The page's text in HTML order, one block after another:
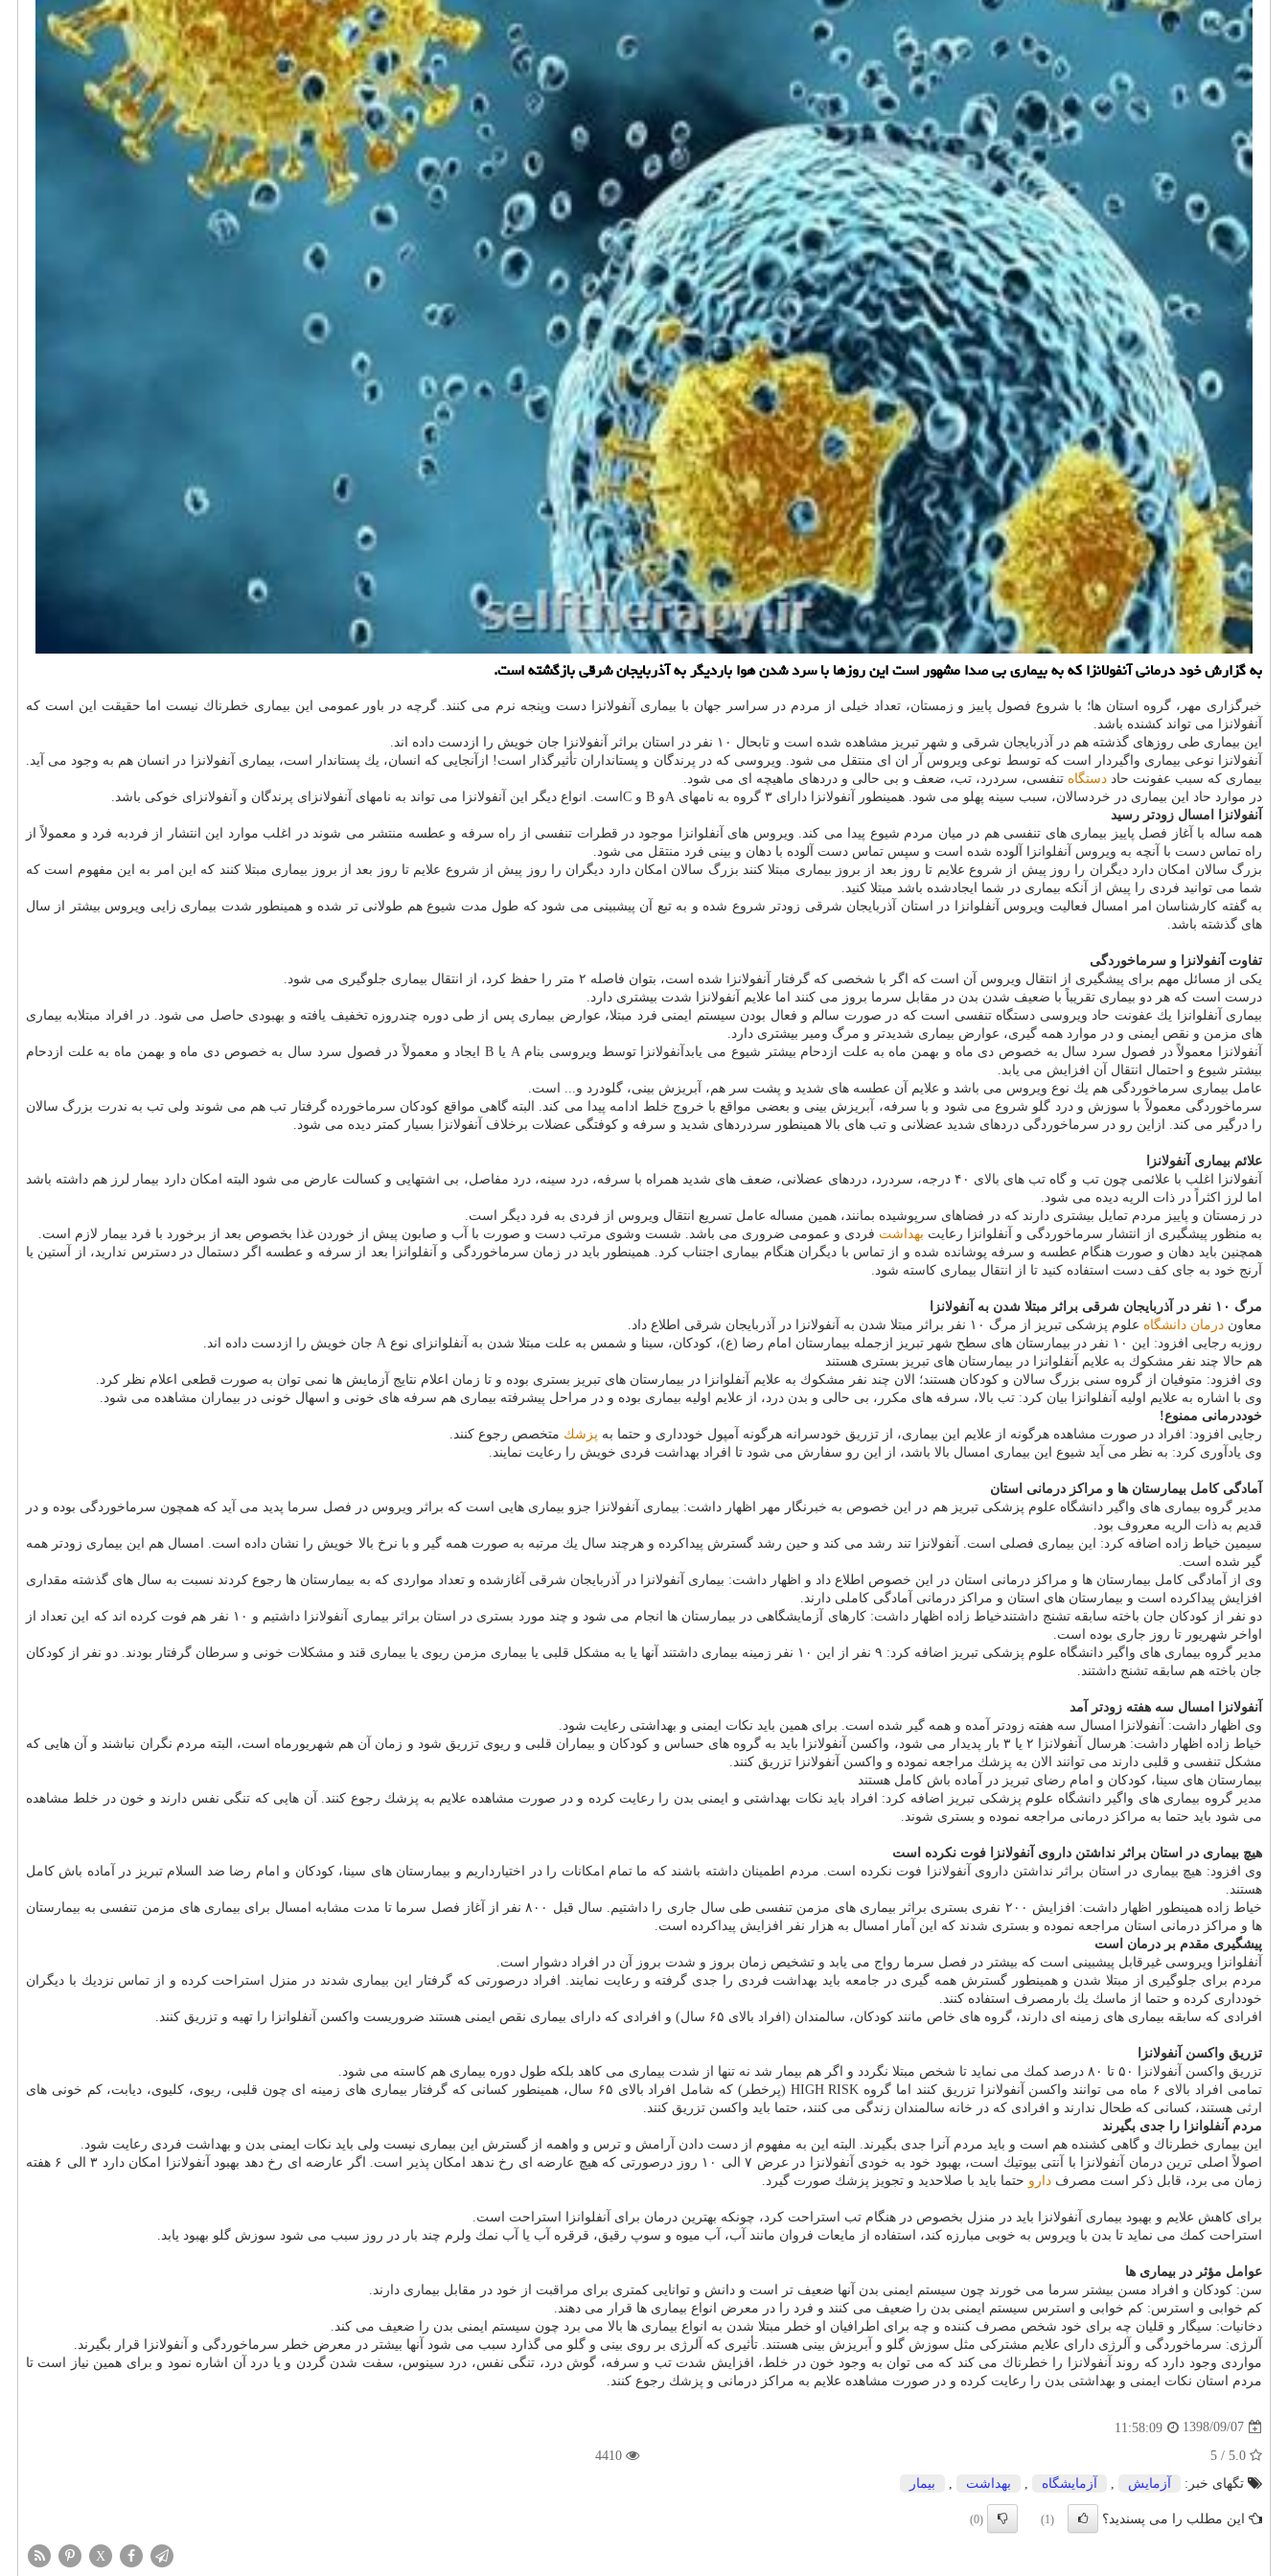
به گزارش خود درمانی آنفولانزا كه به بیماری بی صدا مشهور است این روزها با سرد شدن هوا باردیگر به آذربایجان شرقی بازگشته است.
خبرگزاری مهر، گروه استان ها؛ با شروع فصول پاییز و زمستان، تعداد خیلی از مردم در سراسر جهان با بیماری آنفولانزا دست وپنجه نرم می كنند. گرچه در باور عمومی این بیماری خطرناك نیست اما حقیقت این است كه
آنفولانزا می تواند كشنده باشد.
این بیماری طی روزهای گذشته هم در آذربایجان شرقی و شهر تبریز مشاهده شده است و تابحال ۱۰ نفر در استان براثر آنفولانزا جان خویش را ازدست داده اند.
آنفولانزا نوعی بیماری واگیردار است كه توسط نوعی ویروس آر ان ای منتقل می شود. ویروسی كه در پرندگان و پستانداران تأثیرگذار است! ازآنجایی كه انسان، یك پستاندار است، بیماری آنفولانزا در انسان هم به وجود می آید.
بیماری كه سبب عفونت حاد دستگاه تنفسی، سردرد، تب، ضعف و بی حالی و دردهای ماهیچه ای می شود.
در موارد حاد این بیماری در خردسالان، سبب سینه پهلو می شود. همینطور آنفولانزا دارای ۳ گروه به نامهای Aو B و Cاست. انواع دیگر این آنفولانزا می تواند به نامهای آنفولانزای پرندگان و آنفولانزای خوكی باشد.
آنفولانزا امسال زودتر رسید
همه ساله با آغاز فصل پاییز بیماری های تنفسی هم در میان مردم شیوع پیدا می كند. ویروس های آنفلوانزا موجود در قطرات تنفسی از راه سرفه و عطسه منتشر می شوند در اغلب موارد این انتشار از فردبه فرد و معمولاً از
راه تماس دست با آنچه به ویروس آنفلوانزا آلوده شده است و سپس تماس دست آلوده با دهان و بینی فرد منتقل می شود.
بزرگ سالان امكان دارد دیگران را روز پیش از شروع علایم تا روز بعد از بروز بیماری مبتلا كنند بزرگ سالان امكان دارد دیگران را روز پیش از شروع علایم تا روز بعد از بروز بیماری مبتلا كنند كه این امر به این مفهوم است كه
شما می توانید فردی را پیش از آنكه بیماری در شما ایجادشده باشد مبتلا كنید.
به گفته كارشناسان امر امسال فعالیت ویروس آنفلوانزا در استان آذربایجان شرقی زودتر شروع شده و به تبع آن پیشبینی می شود كه طول مدت شیوع هم طولانی تر شده و همینطور شدت بیماری زایی ویروس بیشتر از سال
های گذشته باشد.
تفاوت آنفولانزا و سرماخوردگی
یكی از مسائل مهم برای پیشگیری از انتقال ویروس آن است كه اگر با شخصی كه گرفتار آنفولانزا شده است، بتوان فاصله ۲ متر را حفظ كرد، از انتقال بیماری جلوگیری می شود.
درست است كه هر دو بیماری تقریباً با ضعیف شدن بدن در مقابل سرما بروز می كنند اما علایم آنفولانزا شدت بیشتری دارد.
بیماری آنفلوانزا یك عفونت حاد ویروسی دستگاه تنفسی است كه در صورت سالم و فعال بودن سیستم ایمنی فرد مبتلا، عوارض بیماری پس از طی دوره چندروزه تخفیف یافته و بهبودی حاصل می شود. در افراد مبتلابه بیماری
های مزمن و نقص ایمنی و در موارد همه گیری، عوارض بیماری شدیدتر و مرگ ومیر بیشتری دارد.
آنفولانزا معمولاً در فصول سرد سال به خصوص دی ماه و بهمن ماه به علت ازدحام بیشتر شیوع می یابدآنفولانزا توسط ویروسی بنام A یا B ایجاد و معمولاً در فصول سرد سال به خصوص دی ماه و بهمن ماه به علت ازدحام
بیشتر شیوع و احتمال انتقال آن افزایش می یابد.
عامل بیماری سرماخوردگی هم یك نوع ویروس می باشد و علایم آن عطسه های شدید و پشت سر هم، آبریزش بینی، گلودرد و... است.
سرماخوردگی معمولاً با سوزش و درد گلو شروع می شود و با سرفه، آبریزش بینی و بعضی مواقع با خروج خلط ادامه پیدا می كند. البته گاهی مواقع كودكان سرماخورده گرفتار تب هم می شوند ولی تب به ندرت بزرگ سالان
را درگیر می كند. ازاین رو در سرماخوردگی دردهای شدید عضلانی و تب های بالا همینطور سردردهای شدید و سرفه و كوفتگی عضلات برخلاف آنفولانزا بسیار كمتر دیده می شود.
علائم بیماری آنفولانزا
آنفولانزا اغلب با علائمی چون تب و گاه تب های بالای ۴۰ درجه، سردرد، دردهای عضلانی، ضعف های شدید همراه با سرفه، درد سینه، درد مفاصل، بی اشتهایی و كسالت عارض می شود البته امكان دارد بیمار لرز هم داشته باشد
اما لرز اكثراً در ذات الریه دیده می شود.
در زمستان و پاییز مردم تمایل بیشتری دارند كه در فضاهای سرپوشیده بمانند، همین مساله عامل تسریع انتقال ویروس از فردی به فرد دیگر است.
به منظور پیشگیری از انتشار سرماخوردگی و آنفلوانزا رعایت بهداشت فردی و عمومی ضروری می باشد. شست وشوی مرتب دست و صورت با آب و صابون پیش از خوردن غذا بخصوص بعد از برخورد با فرد بیمار لازم است.
همچنین باید دهان و صورت هنگام عطسه و سرفه پوشانده شده و از تماس با دیگران هنگام بیماری اجتناب كرد. همینطور باید در زمان سرماخوردگی و آنفلوانزا بعد از سرفه و عطسه اگر دستمال در دسترس ندارید، از آستین یا
آرنج خود به جای كف دست استفاده كنید تا از انتقال بیماری كاسته شود.
مرگ ۱۰ نفر در آذربایجان شرقی براثر مبتلا شدن به آنفولانزا
معاون درمان دانشگاه علوم پزشكی تبریز از مرگ ۱۰ نفر براثر مبتلا شدن به آنفولانزا در آذربایجان شرقی اطلاع داد.
روزبه رجایی افزود: این ۱۰ نفر در بیمارستان های سطح شهر تبریز ازجمله بیمارستان امام رضا (ع)، كودكان، سینا و شمس به علت مبتلا شدن به آنفلوانزای نوع A جان خویش را ازدست داده اند.
هم حالا چند نفر مشكوك به علایم آنفلوانزا در بیمارستان های تبریز بستری هستند
وی افزود: متوفیان از گروه سنی بزرگ سالان و كودكان هستند؛ الان چند نفر مشكوك به علایم آنفلوانزا در بیمارستان های تبریز بستری بوده و تا زمان اعلام نتایج آزمایش ها نمی توان به صورت قطعی اعلام نظر كرد.
وی با اشاره به علایم اولیه آنفلوانزا بیان كرد: تب بالا، سرفه های مكرر، بی حالی و بدن درد، از علایم اولیه بیماری بوده و در مراحل پیشرفته بیماری هم سرفه های خونی و اسهال خونی در بیماران مشاهده می شود.
خوددرمانی ممنوع!
رجایی افزود: افراد در صورت مشاهده هرگونه از علایم این بیماری، از تزریق خودسرانه هرگونه آمپول خودداری و حتما به پزشك متخصص رجوع كنند.
وی یادآوری كرد: به نظر می آید شیوع این بیماری امسال بالا باشد، از این رو سفارش می شود تا افراد بهداشت فردی خویش را رعایت نمایند.
آمادگی كامل بیمارستان ها و مراكز درمانی استان
مدیر گروه بیماری های واگیر دانشگاه علوم پزشكی تبریز هم در این خصوص به خبرنگار مهر اظهار داشت: بیماری آنفولانزا جزو بیماری هایی است كه براثر ویروس در فصل سرما پدید می آید كه همچون سرماخوردگی بوده و در
قدیم به ذات الریه معروف بود.
سیمین خیاط زاده اضافه كرد: این بیماری فصلی است. آنفولانزا تند رشد می كند و حین رشد گسترش پیداكرده و هرچند سال یك مرتبه به صورت همه گیر و با نرخ بالا خویش را نشان داده است. امسال هم این بیماری زودتر همه
گیر شده است.
وی از آمادگی كامل بیمارستان ها و مراكز درمانی استان در این خصوص اطلاع داد و اظهار داشت: بیماری آنفولانزا در آذربایجان شرقی آغازشده و تعداد مواردی كه به بیمارستان ها رجوع كردند نسبت به سال های گذشته مقداری
افزایش پیداكرده است و بیمارستان های استان و مراكز درمانی آمادگی كاملی دارند.
دو نفر از كودكان جان باخته سابقه تشنج داشتندخیاط زاده اظهار داشت: كارهای آزمایشگاهی در بیمارستان ها انجام می شود و چند مورد بستری در استان براثر بیماری آنفولانزا داشتیم و ۱۰ نفر هم فوت كرده اند كه این تعداد از
اواخر شهریور تا روز جاری بوده است.
مدیر گروه بیماری های واگیر دانشگاه علوم پزشكی تبریز اضافه كرد: ۹ نفر از این ۱۰ نفر زمینه بیماری داشتند آنها یا به مشكل قلبی یا بیماری مزمن ریوی یا بیماری قند و مشكلات خونی و سرطان گرفتار بودند. دو نفر از كودكان
جان باخته هم سابقه تشنج داشتند.
آنفولانزا امسال سه هفته زودتر آمد
وی اظهار داشت: آنفولانزا امسال سه هفته زودتر آمده و همه گیر شده است. برای همین باید نكات ایمنی و بهداشتی رعایت شود.
خیاط زاده اظهار داشت: هرسال آنفولانزا ۲ یا ۳ بار پدیدار می شود، واكسن آنفولانزا باید به گروه های حساس و كودكان و بیماران قلبی و ریوی تزریق شود و زمان آن هم شهریورماه است، البته مردم نگران نباشند و آن هایی كه
مشكل تنفسی و قلبی دارند می توانند الان به پزشك مراجعه نموده و واكسن آنفولانزا تزریق كنند.
بیمارستان های سینا، كودكان و امام رضای تبریز در آماده باش كامل هستند
مدیر گروه بیماری های واگیر دانشگاه علوم پزشكی تبریز اضافه كرد: افراد باید نكات بهداشتی و ایمنی بدن را رعایت كرده و در صورت مشاهده علایم به پزشك رجوع كنند. آن هایی كه تنگی نفس دارند و خون در خلط مشاهده
می شود باید حتما به مراكز درمانی مراجعه نموده و بستری شوند.
هیچ بیماری در استان براثر نداشتن داروی آنفولانزا فوت نكرده است
وی افزود: هیچ بیماری در استان براثر نداشتن داروی آنفولانزا فوت نكرده است. مردم اطمینان داشته باشند كه ما تمام امكانات را در اختیارداریم و بیمارستان های سینا، كودكان و امام رضا ضد السلام تبریز در آماده باش كامل
هستند.
خیاط زاده همینطور اظهار داشت: افزایش ۲۰۰ نفری بستری براثر بیماری های مزمن تنفسی طی سال جاری را داشتیم. سال قبل ۸۰۰ نفر از آغاز فصل سرما تا مدت مشابه امسال برای بیماری های مزمن تنفسی به بیمارستان
ها و مراكز درمانی استان مراجعه نموده و بستری شدند كه این آمار امسال به هزار نفر افزایش پیداكرده است.
پیشگیری مقدم بر درمان است
آنفلوانزا ویروسی غیرقابل پیشبینی است كه بیشتر در فصل سرما رواج می یابد و تشخیص زمان بروز و شدت بروز آن در افراد دشوار است.
مردم برای جلوگیری از مبتلا شدن و همینطور گسترش همه گیری در جامعه باید بهداشت فردی را جدی گرفته و رعایت نمایند. افراد درصورتی كه گرفتار این بیماری شدند در منزل استراحت كرده و از تماس نزدیك با دیگران
خودداری كرده و حتما از ماسك یك بارمصرف استفاده كنند.
افرادی كه سابقه بیماری های زمینه ای دارند، گروه های خاص مانند كودكان، سالمندان (افراد بالای ۶۵ سال) و افرادی كه دارای بیماری نقص ایمنی هستند ضروریست واكسن آنفلوانزا را تهیه و تزریق كنند.
تزریق واكسن آنفولانزا
تزریق واكسن آنفولانزا ۵۰ تا ۸۰ درصد كمك می نماید تا شخص مبتلا نگردد و اگر هم بیمار شد نه تنها از شدت بیماری می كاهد بلكه طول دوره بیماری هم كاسته می شود.
تمامی افراد بالای ۶ ماه می توانند واكسن آنفولانزا تزریق كنند اما گروه HIGH RISK (پرخطر) كه شامل افراد بالای ۶۵ سال، همینطور كسانی كه گرفتار بیماری های زمینه ای چون قلبی، ریوی، كلیوی، دیابت، كم خونی های
ارثی هستند، كسانی كه طحال ندارند و افرادی كه در خانه سالمندان زندگی می كنند، حتما باید واكسن تزریق كنند.
مردم آنفلوانزا را جدی بگیرند
این بیماری خطرناك و گاهی كشنده هم است و باید مردم آنرا جدی بگیرند. البته این به مفهوم از دست دادن آرامش و ترس و واهمه از گسترش این بیماری نیست ولی باید نكات ایمنی بدن و بهداشت فردی رعایت شود.
اصولاً اصلی ترین درمان آنفولانزا با آنتی بیوتیك است، بهبود خود به خودی آنفولانزا در عرض ۷ الی ۱۰ روز درصورتی كه هیچ عارضه ای رخ ندهد امكان پذیر است. اگر عارضه ای رخ دهد بهبود آنفولانزا امكان دارد ۳ الی ۶ هفته
زمان می برد، قابل ذكر است مصرف دارو حتما باید با صلاحدید و تجویز پزشك صورت گیرد.
برای كاهش علایم و بهبود بیماری آنفولانزا باید در منزل بخصوص در هنگام تب استراحت كرد، چونكه بهترین درمان برای آنفلوانزا استراحت است.
استراحت كمك می نماید تا بدن با ویروس به خوبی مبارزه كند، استفاده از مایعات فروان مانند آب، آب میوه و سوپ رقیق، قرقره آب یا آب نمك ولرم چند بار در روز سبب می شود سوزش گلو بهبود یابد.
عوامل مؤثر در بیماری ها
سن: كودكان و افراد مسن بیشتر سرما می خورند چون سیستم ایمنی بدن آنها ضعیف تر است و دانش و توانایی كمتری برای مراقبت از خود در مقابل بیماری دارند.
كم خوابی و استرس: كم خوابی و استرس سیستم ایمنی بدن را ضعیف می كنند و فرد را در معرض انواع بیماری ها قرار می دهند.
دخانیات: سیگار و قلیان چه برای خود شخص مصرف كننده و چه برای اطرافیان او خطر مبتلا شدن به انواع بیماری ها بالا می برد چون سیستم ایمنی بدن را ضعیف می كند.
آلرژی: سرماخوردگی و آلرژی دارای علایم مشتركی مثل سوزش گلو و آبریزش بینی هستند. تأثیری كه آلرژی بر روی بینی و گلو می گذارد سبب می شود آنها بیشتر در معرض خطر سرماخوردگی و آنفولانزا قرار بگیرند.
مواردی وجود دارد كه روند آنفولانزا را خطرناك می كند كه می توان به وجود خون در خلط، افزایش شدت تب و سرفه، گوش درد، تنگی نفس، درد سینوس، سفت شدن گردن و یا درد آن اشاره نمود و برای همین نیاز است تا
مردم استان نكات ایمنی و بهداشتی بدن را رعایت كرده و در صورت مشاهده علایم به مراكز درمانی و پزشك رجوع كنند.
1398/09/07
11:58:09
تگهای خبر:
آزمایش , آزمایشگاه , بهداشت , بیمار
این مطلب را می پسندید؟ (1)
(0)
X